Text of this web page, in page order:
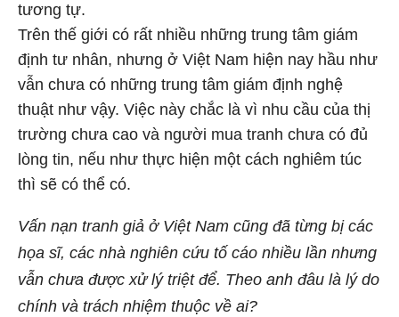
tương tự.
Trên thế giới có rất nhiều những trung tâm giám
định tư nhân, nhưng ở Việt Nam hiện nay hầu như
vẫn chưa có những trung tâm giám định nghệ
thuật như vậy. Việc này chắc là vì nhu cầu của thị
trường chưa cao và người mua tranh chưa có đủ
lòng tin, nếu như thực hiện một cách nghiêm túc
thì sẽ có thể có.
Vấn nạn tranh giả ở Việt Nam cũng đã từng bị các
họa sĩ, các nhà nghiên cứu tố cáo nhiều lần nhưng
vẫn chưa được xử lý triệt để. Theo anh đâu là lý do
chính và trách nhiệm thuộc về ai?